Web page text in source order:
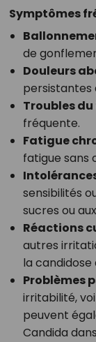
Symptômes
de
Douleurs
persistantes
Troubles
fréquente.
Fatigue
fatigue sans
sensibilités
sucres ou
Réactions
autres
la candidose
Problèmes
irritabilité,
peuvent
Candida